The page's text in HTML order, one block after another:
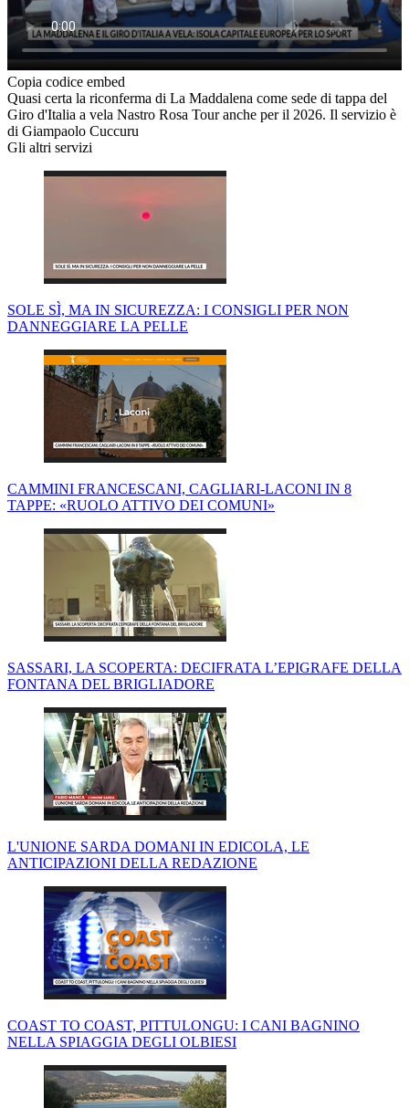
Copia codice embed
Quasi certa la riconferma di La Maddalena come sede di tappa del
Giro d'Italia a vela Nastro Rosa Tour anche per il 2026. Il servizio è
di Giampaolo Cuccuru
Gli altri servizi
SOLE SÌ, MA IN SICUREZZA: I CONSIGLI PER NON
DANNEGGIARE LA PELLE
CAMMINI FRANCESCANI, CAGLIARI-LACONI IN 8
TAPPE: «RUOLO ATTIVO DEI COMUNI»
SASSARI, LA SCOPERTA: DECIFRATA L’EPIGRAFE DELLA
FONTANA DEL BRIGLIADORE
L'UNIONE SARDA DOMANI IN EDICOLA, LE
ANTICIPAZIONI DELLA REDAZIONE
COAST TO COAST, PITTULONGU: I CANI BAGNINO
NELLA SPIAGGIA DEGLI OLBIESI